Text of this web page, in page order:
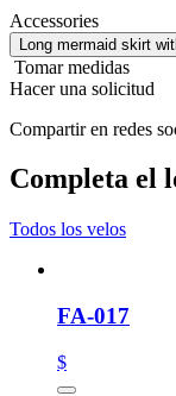
Accessories
Long mermaid skirt
Tomar medidas
Hacer una solicitud
Compartir en redes
Completa el
Todos los velos
FA-017
$